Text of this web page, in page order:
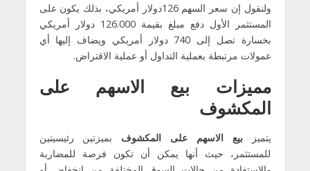
ولنقول إن سعر السهم 126دولار أمريكي، بذلك يكون على
المستثمر الأول دفع مبلغ بقيمة 126.000 دولار أمريكي
بخسارة تصل إلى 740 دولار أمريكي ويضاف إليها أي
عمولات مرتبطة بعملية التداول أو عملية الاقتراض.
مميزات بيع الاسهم
على
المكشوف
يتميز بيع الاسهم على المكشوف بميزتين رئيسيتين
للمستثمر، حيث أنها يمكن أن تكون فرصة للمضاربة